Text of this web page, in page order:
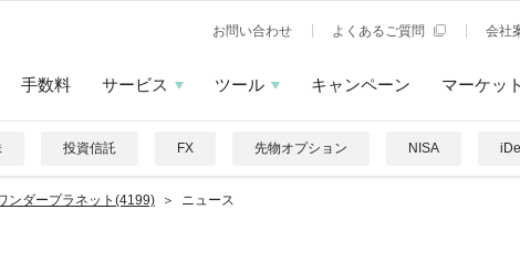
お問い合わせ よくあるご質問 会社
手数料 サービス ツール キャンペーン マーケッ
投資信託 FX 先物オプション NISA
ンダープラネット(4199) ニュース